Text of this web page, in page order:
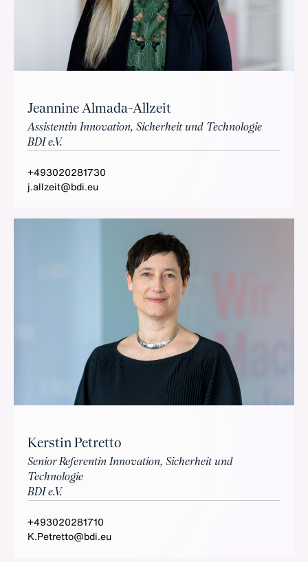
Jeannine Almada-Allzeit
Assistentin Innovation, Sicherheit und Technologie
BDI e.V.
+493020281730
j.allzeit@bdi.eu
Kerstin Petretto
Senior Referentin Innovation, Sicherheit und
Technologie
BDI e.V.
+493020281710
K.Petretto@bdi.eu